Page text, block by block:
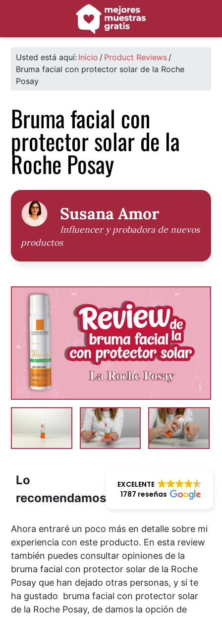
navegación
principal
de
Usted está aquí: Inicio / Product Reviews /
Bruma facial con protector solar de la Roche
Posay
Bruma facial con
protector solar de la
Roche Posay
Susana Amor
Influencer y probadora de nuevos
productos
Lo
recomendamos
EXCELENTE
1787 reseñas
Ahora entraré un poco más en detalle sobre mi
experiencia con este producto. En esta review
también puedes consultar opiniones de la
bruma facial con protector solar de la Roche
Posay que han dejado otras personas, y si te
ha gustado bruma facial con protector solar
de la Roche Posay, de damos la opción de